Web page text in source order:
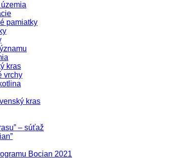
pamiatky
kras
vrchy
kras
– súťaž
Bocian 2021